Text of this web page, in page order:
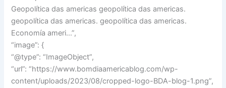
Geopolítica das americas geopolítica das americas.
geopolítica das americas. geopolítica das americas.
Economía ameri…”,
“image”: {
“@type”: “ImageObject”,
“url”: “https://www.bomdiaamericablog.com/wp-
content/uploads/2023/08/cropped-logo-BDA-blog-1.png”,